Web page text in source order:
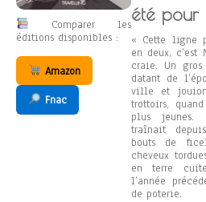
Comparer les
éditions disponibles :
Amazon
Fnac
été pour
« Cette ligne
en deux,
craie. Un
datant de
ville et
trottoirs,
plus jeunes.
traînait
bouts de
cheveux
en terre
l’année
de poterie.